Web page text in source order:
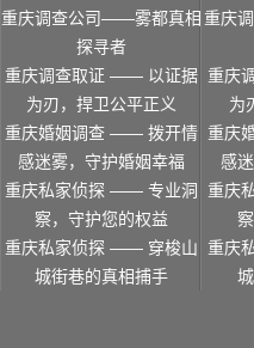
重庆调查公司——雾都真相
探寻者
重庆调查取证 —— 以证据
为刃，捍卫公平正义
重庆婚姻调查 —— 拨开情
感迷雾，守护婚姻幸福
重庆私家侦探 —— 专业洞
察，守护您的权益
重庆私家侦探 —— 穿梭山
城街巷的真相捕手
重庆
重庆
为
重庆
感
重庆
重庆